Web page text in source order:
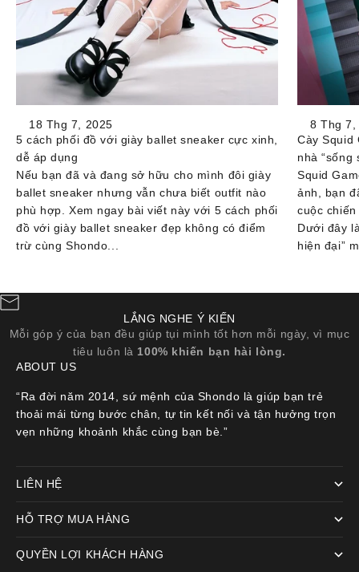
18 Thg 7, 2025
5 cách phối đồ với giày ballet sneaker cực xinh,
dễ áp dụng
Nếu bạn đã và đang sở hữu cho mình đôi giày
ballet sneaker nhưng vẫn chưa biết outfit nào
phù hợp. Xem ngay bài viết này với 5 cách phối
đồ với giày ballet sneaker đẹp không có điểm
trừ cùng Shondo...
8 Thg 7,
Cày Squid
nhà “sống
Squid
ảnh, bạn
cuộc
Dưới đây
hiện đại”
LẮNG NGHE Ý KIẾN
Mỗi góp ý của bạn đều giúp tụi mình tốt hơn mỗi ngày, vì mục
tiêu luôn là 100% khiến bạn hài lòng.
ABOUT US
“Ra đời năm 2014, sứ mệnh của Shondo là giúp bạn trẻ
thoải mái từng bước chân, tự tin kết nối và tận hưởng trọn
vẹn những khoảnh khắc cùng bạn bè.”
LIÊN HỆ
HỖ TRỢ MUA HÀNG
QUYỀN LỢI KHÁCH HÀNG